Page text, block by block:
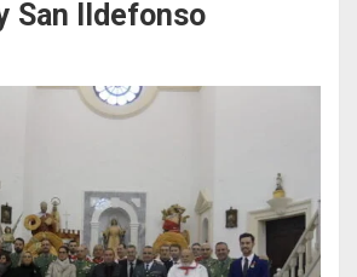
San Ildefonso